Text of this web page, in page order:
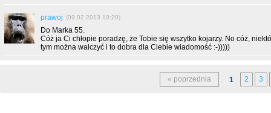
prawoj (09.02.2013 10:20)
Do Marka 55.
Cóż ja Ci chłopie poradzę, że Tobie się wszytko kojarzy. No cóż,
tym można walczyć i to dobra dla Ciebie wiadomość :-)))))
« poprzednia 1 2 3